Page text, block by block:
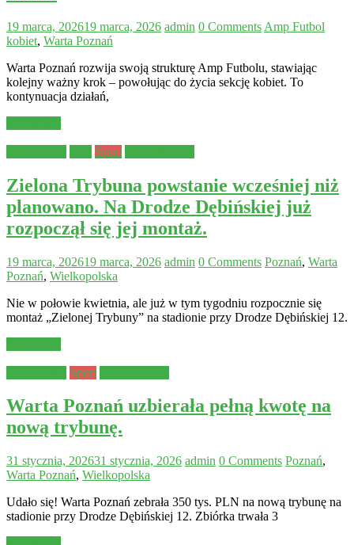
19 marca, 202619 marca, 2026 admin 0 Comments Amp Futbol
kobiet, Warta Poznań
Warta Poznań rozwija swoją strukturę Amp Futbolu, stawiając
kolejny ważny krok – powołując do życia sekcję kobiet. To
kontynuacja działań,
Sport
Zielona Trybuna powstanie wcześniej niż
planowano. Na Drodze Dębińskiej już
rozpoczął się jej montaż.
19 marca, 202619 marca, 2026 admin 0 Comments Poznań, Warta
Poznań, Wielkopolska
Nie w połowie kwietnia, ale już w tym tygodniu rozpocznie się
montaż „Zielonej Trybuny” na stadionie przy Drodze Dębińskiej 12.
Sport
Warta Poznań uzbierała pełną kwotę na
nową trybunę.
31 stycznia, 202631 stycznia, 2026 admin 0 Comments Poznań,
Warta Poznań, Wielkopolska
Udało się! Warta Poznań zebrała 350 tys. PLN na nową trybunę na
stadionie przy Drodze Dębińskiej 12. Zbiórka trwała 3